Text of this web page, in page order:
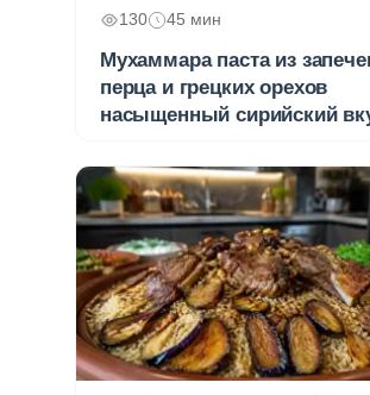
130 45 мин
Мухаммара паста из
перца и грецких орехов
насыщенный сирийский